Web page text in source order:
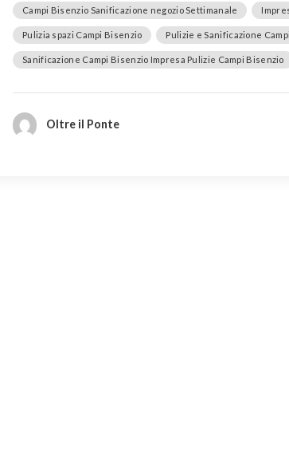
Campi Bisenzio Sanificazione negozio Settimanale
Pulizia spazi Campi Bisenzio Pulizie e Sanificazione
Sanificazione Campi Bisenzio Impresa Pulizie Campi Bisenzio
Oltre il Ponte